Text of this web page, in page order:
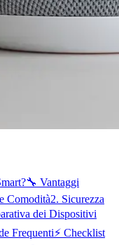
🔧 Vantaggi
Comodità2. Sicurezza
dei Dispositivi
Frequenti⚡ Checklist